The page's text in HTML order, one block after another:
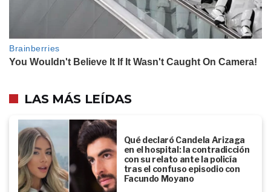
LAS MÁS LEÍDAS
Qué declaró Candela Arizaga
en el hospital: la contradicción
con su relato ante la policía
tras el confuso episodio con
Facundo Moyano